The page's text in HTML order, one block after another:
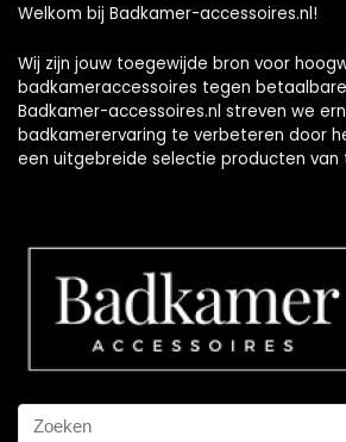
Welkom bij Badkamer-accessoires.nl!
Wij zijn jouw toegewijde bron voor
badkameraccessoires tegen betaalbare
Badkamer-accessoires.nl streven we
badkamerervaring te verbeteren door
een uitgebreide selectie producten van